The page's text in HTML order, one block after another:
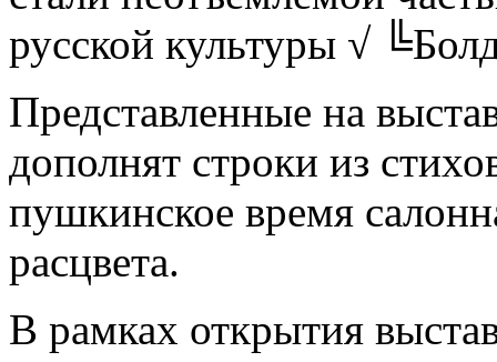
русской культуры √
Представленные на
дополнят строки из
пушкинское время
расцвета.
В рамках открытия